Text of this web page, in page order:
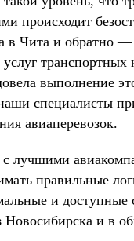
происходит
в Чита и обратно
услуг
выполнение
специалисты
авиаперевозок.
с лучшими
правильные
и доступные
Новосибирска и в